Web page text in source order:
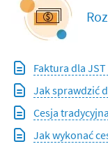
Faktura dla
Jak sprawdzić
Cesja
Jak wykonać